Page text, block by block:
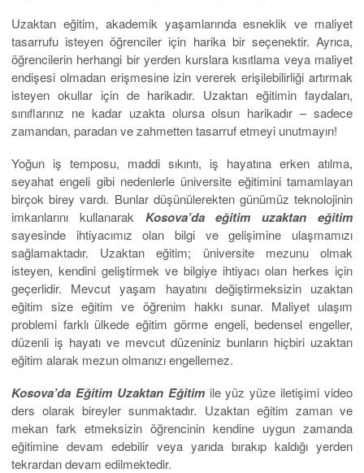
Uzaktan eğitim, akademik yaşamlarında esneklik ve maliyet
tasarrufu isteyen öğrenciler için harika bir seçenektir. Ayrıca,
öğrencilerin herhangi bir yerden kurslara kısıtlama veya maliyet
endişesi olmadan erişmesine izin vererek erişilebilirliği artırmak
isteyen okullar için de harikadır. Uzaktan eğitimin faydaları,
sınıflarınız ne kadar uzakta olursa olsun harikadır – sadece
zamandan, paradan ve zahmetten tasarruf etmeyi unutmayın!
Yoğun iş temposu, maddi sıkıntı, iş hayatına erken atılma,
seyahat engeli gibi nedenlerle üniversite eğitimini tamamlayan
birçok birey vardı. Bunlar düşünülerekten günümüz teknolojinin
imkanlarını kullanarak Kosova’da eğitim uzaktan eğitim
sayesinde ihtiyacımız olan bilgi ve gelişimine ulaşmamızı
sağlamaktadır. Uzaktan eğitim; üniversite mezunu olmak
isteyen, kendini geliştirmek ve bilgiye ihtiyacı olan herkes için
geçerlidir. Mevcut yaşam hayatını değiştirmeksizin uzaktan
eğitim size eğitim ve öğrenim hakkı sunar. Maliyet ulaşım
problemi farklı ülkede eğitim görme engeli, bedensel engeller,
düzenli iş hayatı ve mevcut düzeniniz bunların hiçbiri uzaktan
eğitim alarak mezun olmanızı engellemez.
Kosova’da Eğitim Uzaktan Eğitim ile yüz yüze iletişimi video
ders olarak bireyler sunmaktadır. Uzaktan eğitim zaman ve
mekan fark etmeksizin öğrencinin kendine uygun zamanda
eğitimine devam edebilir veya yarıda bırakıp kaldığı yerden
tekrardan devam edilmektedir.